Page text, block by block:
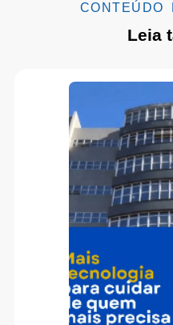
CONTEÚDO
Leia